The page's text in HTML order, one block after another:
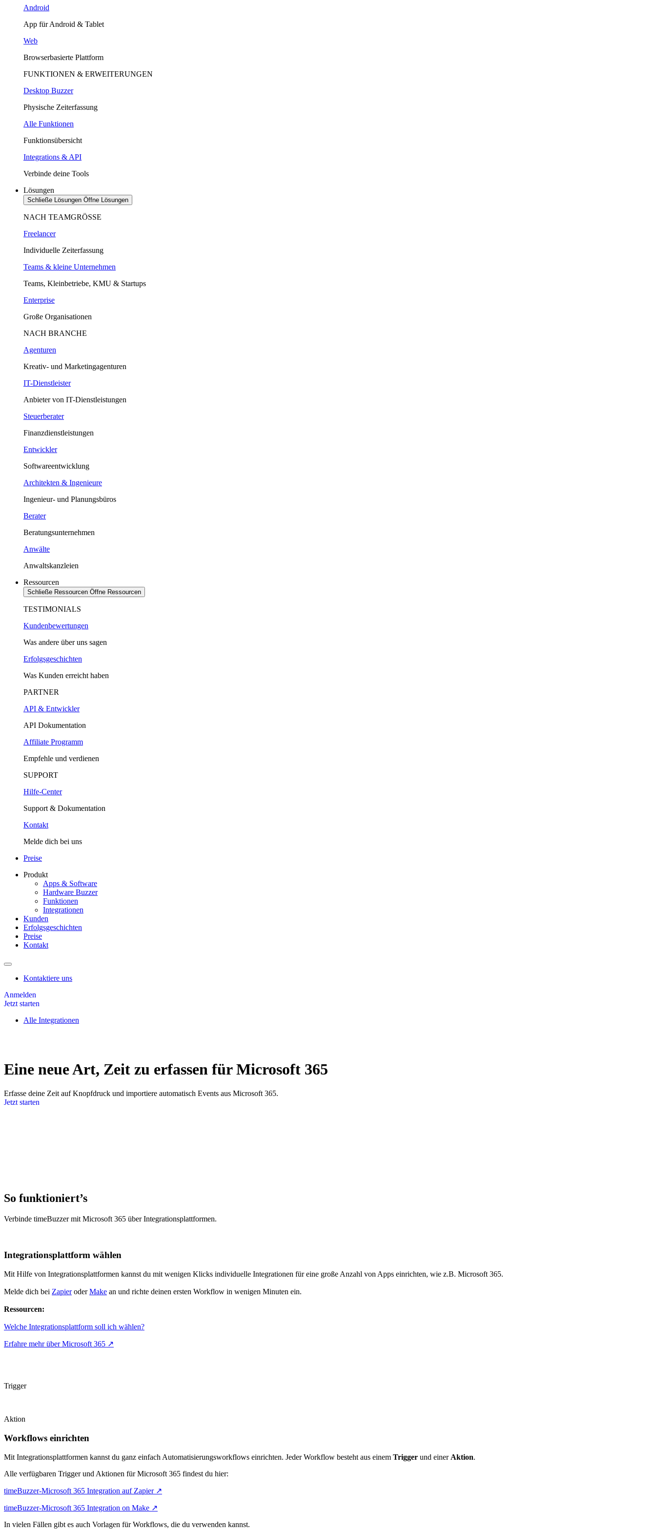
Android
App für Android & Tablet
Web
Browserbasierte Plattform
FUNKTIONEN & ERWEITERUNGEN
Desktop Buzzer
Physische Zeiterfassung
Alle Funktionen
Funktionsübersicht
Integrations & API
Verbinde deine Tools
Lösungen
Schließe Lösungen Öffne Lösungen
NACH TEAMGRÖSSE
Freelancer
Individuelle Zeiterfassung
Teams & kleine Unternehmen
Teams, Kleinbetriebe, KMU & Startups
Enterprise
Große Organisationen
NACH BRANCHE
Agenturen
Kreativ- und Marketingagenturen
IT-Dienstleister
Anbieter von IT-Dienstleistungen
Steuerberater
Finanzdienstleistungen
Entwickler
Softwareentwicklung
Architekten & Ingenieure
Ingenieur- und Planungsbüros
Berater
Beratungsunternehmen
Anwälte
Anwaltskanzleien
Ressourcen
Schließe Ressourcen Öffne Ressourcen
TESTIMONIALS
Kundenbewertungen
Was andere über uns sagen
Erfolgsgeschichten
Was Kunden erreicht haben
PARTNER
API & Entwickler
API Dokumentation
Affiliate Programm
Empfehle und verdienen
SUPPORT
Hilfe-Center
Support & Dokumentation
Kontakt
Melde dich bei uns
Preise
Produkt
Apps & Software
Hardware Buzzer
Funktionen
Integrationen
Kunden
Erfolgsgeschichten
Preise
Kontakt
Kontaktiere uns
Anmelden
Jetzt starten
Alle Integrationen
Eine neue Art, Zeit zu erfassen für Microsoft 365
Erfasse deine Zeit auf Knopfdruck und importiere automatisch Events aus Microsoft 365.
Jetzt starten
So funktioniert’s
Verbinde timeBuzzer mit Microsoft 365 über Integrationsplattformen.
Integrationsplattform wählen
Mit Hilfe von Integrationsplattformen kannst du mit wenigen Klicks individuelle Integrationen für eine große Anzahl von Apps einrichten, wie z.B. Microsoft 365.
Melde dich bei ZapieroderMake an und richte deinen ersten Workflow in wenigen Minuten ein.
Ressourcen:
Welche Integrationsplattform soll ich wählen?
Erfahre mehr über Microsoft 365 ↗
Trigger
Aktion
Workflows einrichten
Mit Integrationsplattformen kannst du ganz einfach Automatisierungsworkflows einrichten. Jeder Workflow besteht aus einem Trigger und einer Aktion.
Alle verfügbaren Trigger und Aktionen für Microsoft 365 findest du hier:
timeBuzzer-Microsoft 365 Integration auf Zapier ↗
timeBuzzer-Microsoft 365 Integration on Make ↗
In vielen Fällen gibt es auch Vorlagen für Workflows, die du verwenden kannst.